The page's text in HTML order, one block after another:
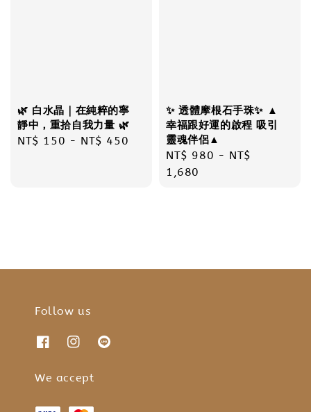
🌿 白水晶｜在純粹的寧
靜中，重拾自我力量 🌿
Regular
NT$ 150 - NT$ 450
✨ 透體摩根石手珠✨ ▲
幸福跟好運的啟程 吸引
靈魂伴侶▲
Regular
price
NT$ 980 - NT$
1,680
Follow us
We accept